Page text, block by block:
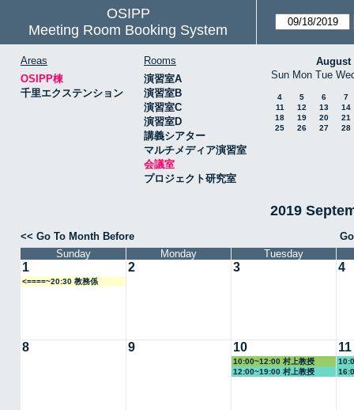
OSIPP
Meeting Room Booking System
Areas
OSIPP棟
千里エクステンション
Rooms
演習室A
演習室B
演習室C
演習室D
講義シアター
マルチメディア演習室
会議室
プロジェクト研究室
August
Sun Mon Tue
4 5 6
7
11
12 13
14
18
19 20
21
25
26 27 28
2019
<< Go To Month Before
Sunday
Monday Tuesday
1
<====~20:30 教務係
2 3 4
8 9 10
10:00~12:00 村上教授
12:00~19:00 村上教授
11